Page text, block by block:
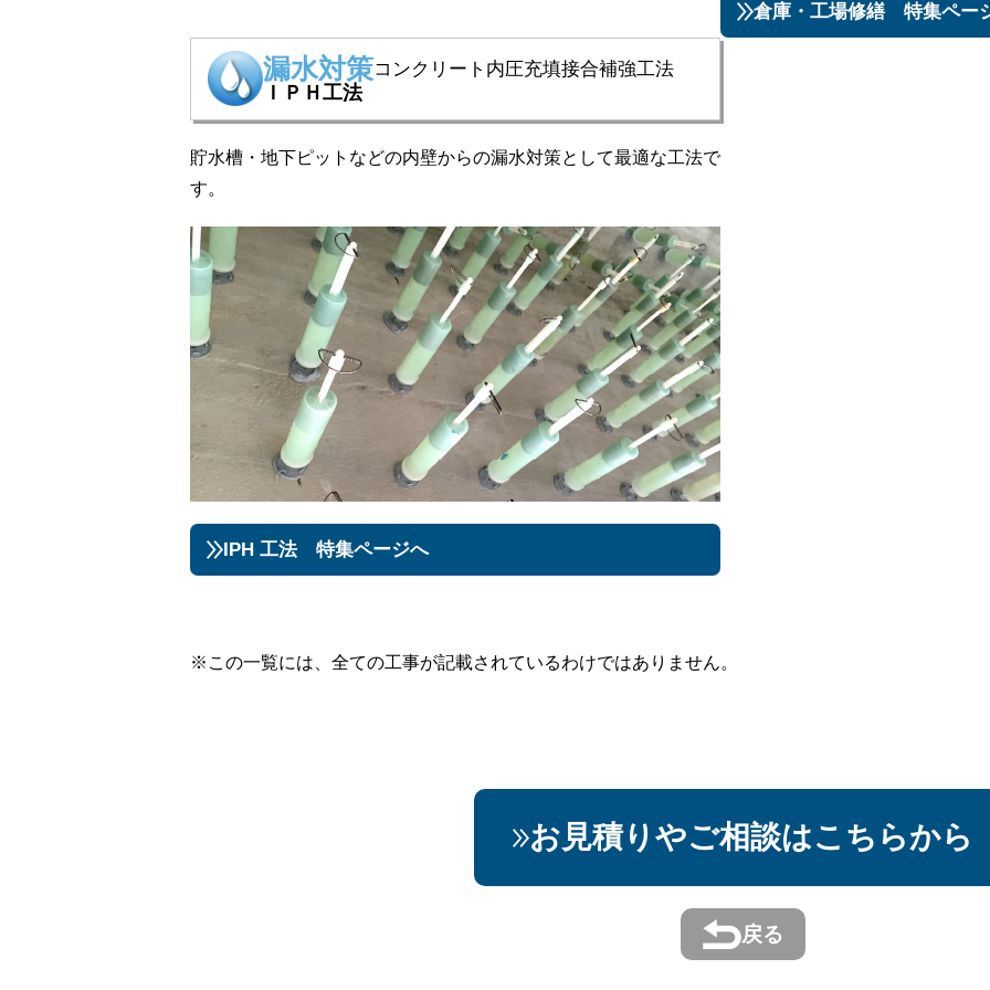
倉庫・工場修繕 特集ペー
漏水対策コンクリート内圧充填接合補強工法
ＩＰＨ工法
貯水槽・地下ピットなどの内壁からの漏水対策として最適な​工法で
す。
IPH 工法 特集ページへ
※この一覧には、全ての工事が記載されているわけではありません。
お見積りやご相談はこちらから​
戻る